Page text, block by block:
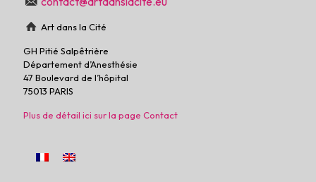
Art dans la Cité
GH Pitié Salpêtrière
Département d’Anesthésie
47 Boulevard de l’hôpital
75013 PARIS
Plus de détail ici sur la page Contact